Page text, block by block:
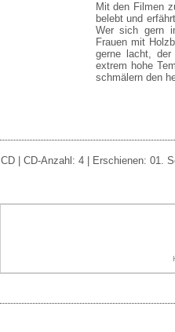
Mit den Filmen
belebt und
Wer sich gern
Frauen mit
gerne lacht,
extrem hohe
schmälern den
CD | CD-Anzahl: 4 | Erschienen: 01.